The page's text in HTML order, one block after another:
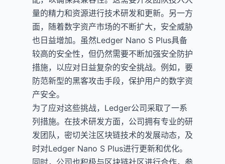
量的精力和资源进行技术研发和更新。另一方
面，随着数字资产市场的不断扩大，安全威胁
也日益增加。虽然Ledger Nano S Plus具备
较高的安全性，但仍然需要不断加强安全防护
措施，以应对日益复杂的安全挑战。例如，要
防范新型的黑客攻击手段，保护用户的数字资
产安全。
为了应对这些挑战，Ledger公司采取了一系
列措施。在技术研发方面，公司拥有专业的研
发团队，密切关注区块链技术的发展动态，及
时对Ledger Nano S Plus进行更新和优化。
同时，公司也积极与区块链社区进行合作，参